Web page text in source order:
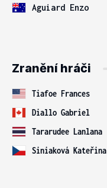
Aguiard Enzo
Zranění hráči
Tiafoe Frances
Diallo Gabriel
Tararudee Lanlana
Siniaková Kateřina